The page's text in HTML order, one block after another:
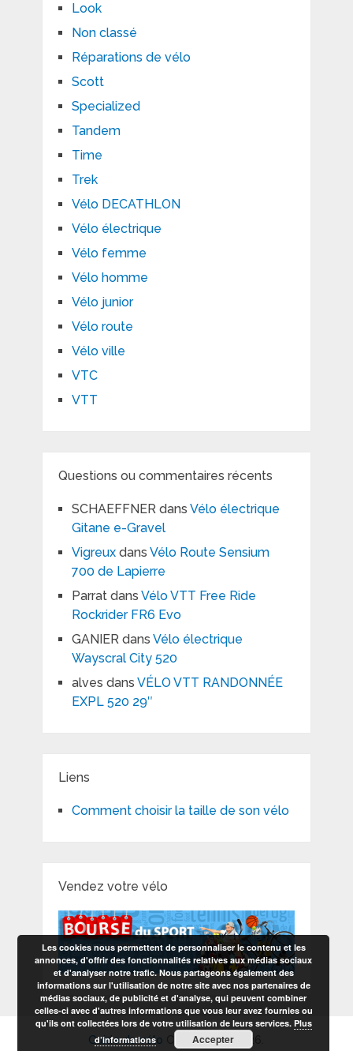
Look
Non classé
Réparations de vélo
Scott
Specialized
Tandem
Time
Trek
Vélo DECATHLON
Vélo électrique
Vélo femme
Vélo homme
Vélo junior
Vélo route
Vélo ville
VTC
VTT
Questions ou commentaires récents
SCHAEFFNERdans Vélo électrique
Gitane e-Gravel
Vigreuxdans Vélo Route Sensium
700 de Lapierre
Parratdans Vélo VTT Free Ride
Rockrider FR6 Evo
GANIERdans Vélo électrique
Wayscral City 520
alves dans VÉLO VTT RANDONNÉE
EXPL 520 29″
Liens
Comment choisir la taille de son vélo
Vendez votre vélo
Guide du vélo Copyright © 2026.
Les cookies nous permettent de personnaliser le contenu et les
annonces, d'offrir des fonctionnalités relatives aux médias sociaux
et d'analyser notre trafic. Nous partageons également des
informations sur l'utilisation de notre site avec nos partenaires de
médias sociaux, de publicité et d'analyse, qui peuvent combiner
celles-ci avec d'autres informations que vous leur avez fournies ou
qu'ils ont collectées lors de votre utilisation de leurs services. Plus
d’informations
Accepter